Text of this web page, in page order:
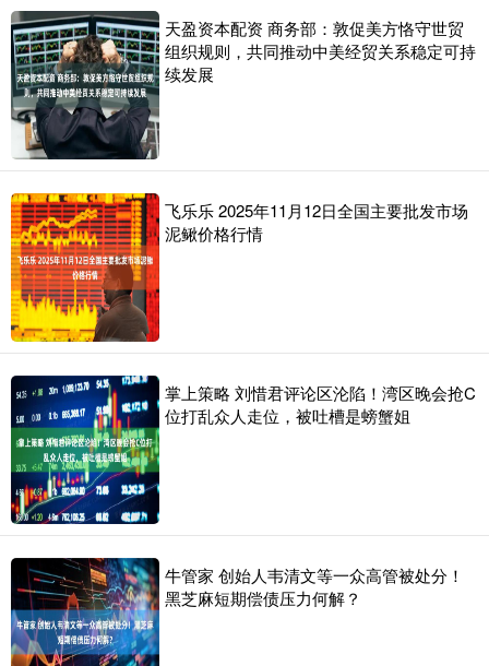
天盈资本配资 商务部：敦促美方恪守世贸
组织规则，共同推动中美经贸关系稳定可持
续发展
飞乐乐 2025年11月12日全国主要批发市场
泥鳅价格行情
掌上策略 刘惜君评论区沦陷！湾区晚会抢C
位打乱众人走位，被吐槽是螃蟹姐
牛管家 创始人韦清文等一众高管被处分！
黑芝麻短期偿债压力何解？